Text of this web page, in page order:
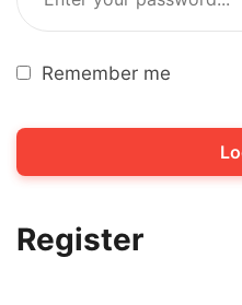
Remember me
Register